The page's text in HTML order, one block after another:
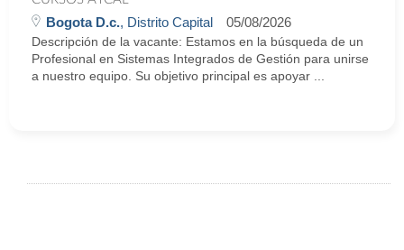
Bogota D.c., Distrito Capital 05/08/2026
Descripción de la vacante: Estamos en la búsqueda de un
Profesional en Sistemas Integrados de Gestión para unirse
a nuestro equipo. Su objetivo principal es apoyar ...